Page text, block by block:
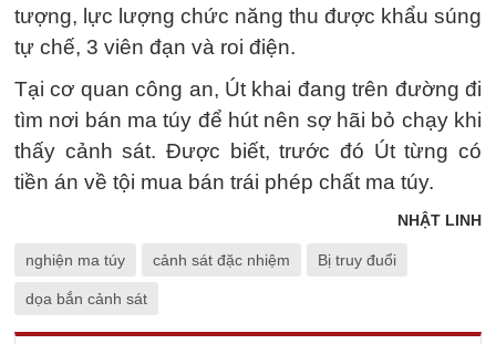
tượng, lực lượng chức năng thu được khẩu súng
tự chế, 3 viên đạn và roi điện.
Tại cơ quan công an, Út khai đang trên đường đi
tìm nơi bán ma túy để hút nên sợ hãi bỏ chạy khi
thấy cảnh sát. Được biết, trước đó Út từng có
tiền án về tội mua bán trái phép chất ma túy.
NHẬT LINH
nghiện ma túy cảnh sát đặc nhiệm Bị truy đuổi
dọa bắn cảnh sát